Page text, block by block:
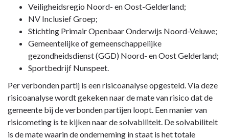
Veiligheidsregio Noord- en Oost-Gelderland;
NV Inclusief Groep;
Stichting Primair Openbaar Onderwijs Noord-Veluwe;
Gemeentelijke of gemeenschappelijke
gezondheidsdienst (GGD) Noord- en Oost Gelderland;
Sportbedrijf Nunspeet.
Per verbonden partij is een risicoanalyse opgesteld. Via deze
risicoanalyse wordt gekeken naar de mate van risico dat de
gemeente bij de verbonden partijen loopt. Een manier van
risicometing is te kijken naar de solvabiliteit. De solvabiliteit
is de mate waarin de onderneming in staat is het totale